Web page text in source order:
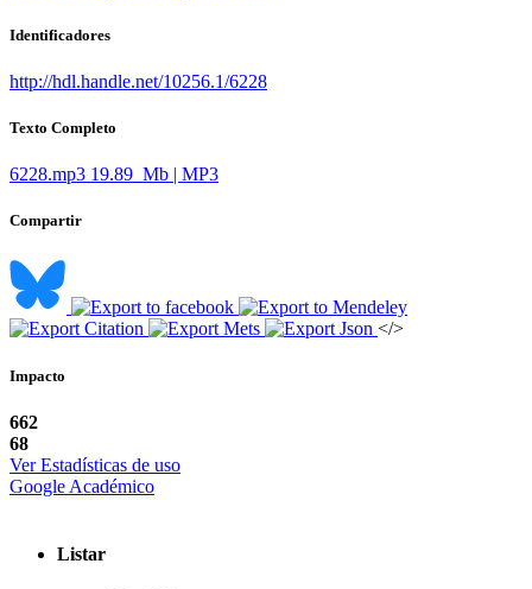
Identificadores
http://hdl.handle.net/10256.1/6228
Texto Completo
6228.mp3 19.89 Mb | MP3
Compartir
</>
Impacto
662
68
Ver Estadísticas de uso
Google Académico
Listar